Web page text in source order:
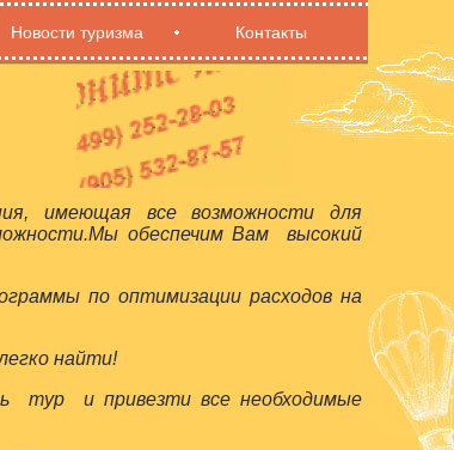
Новости туризма Контакты
имеющая все возможности для
обеспечим Вам высокий
по оптимизации расходов на
найти!
тур и привезти все необходимые